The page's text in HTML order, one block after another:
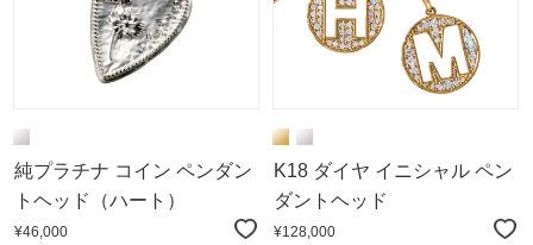
純プラチナ コイン ペンダン
トヘッド（ハート）
¥46,000
K18 ダイヤ イニシャル ペン
ダントヘッド
¥128,000